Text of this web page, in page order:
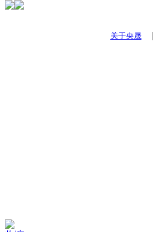
关于央晟|